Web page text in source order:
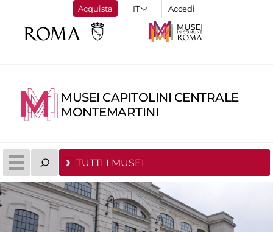
Acquista Accedi
MUSEI CAPITOLINI CENTRALE
MONTEMARTINI
TUTTI I MUSEI